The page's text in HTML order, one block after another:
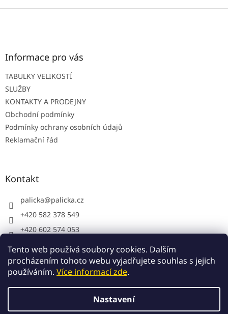
Tento web používá soubory cookies. Dalším
procházením tohoto webu vyjadřujete souhlas s jejich
používáním. Více informací zde.
Nastavení
Z
Informace pro vás
TABULKY VELIKOSTÍ
SLUŽBY
KONTAKTY A PRODEJNY
Obchodní podmínky
Podmínky ochrany osobních údajů
Reklamační řád
Kontakt
palicka@palicka.cz
+420 582 378 549
+420 602 574 053
Palička s.r.o. - pracovní oděvy